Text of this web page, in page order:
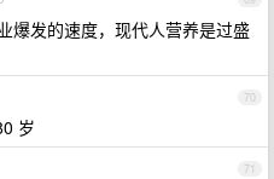
爆发的速度，现代人营养是过盛
70
岁
71